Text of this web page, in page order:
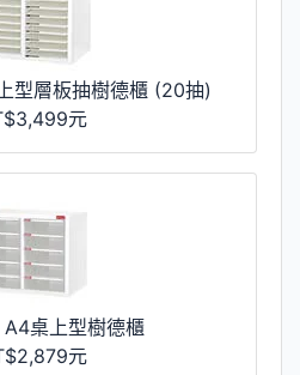
型層板抽樹德櫃 (20抽)
元
桌上型樹德櫃
元